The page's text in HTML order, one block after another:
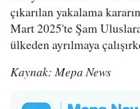
çıkarılan yakalama
Mart 2025'te Şam
ülkeden ayrılmaya
Kaynak: Mepa News